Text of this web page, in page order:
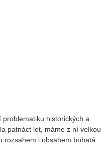
historických a
patnáct let, máme z ní velkou
rozsahem i obsahem bohatá